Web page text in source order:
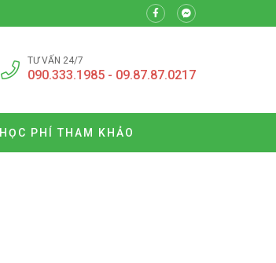
TƯ VẤN 24/7
090.333.1985 - 09.87.87.0217
HỌC PHÍ THAM KHẢO